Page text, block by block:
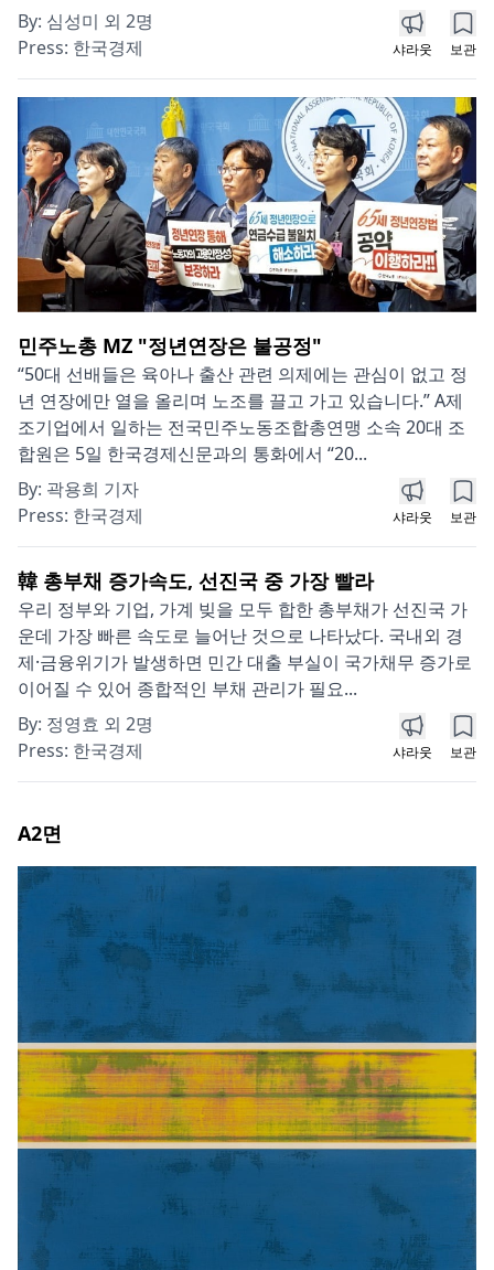
By: 심성미 외 2명
Press: 한국경제 샤라웃 보관
민주노총 MZ "정년연장은 불공정"
“50대 선배들은 육아나 출산 관련 의제에는 관심이 없고 정
년 연장에만 열을 올리며 노조를 끌고 가고 있습니다.” A제
조기업에서 일하는 전국민주노동조합총연맹 소속 20대 조
합원은 5일 한국경제신문과의 통화에서 “20...
By: 곽용희 기자
Press: 한국경제 샤라웃 보관
韓 총부채 증가속도, 선진국 중 가장 빨라
우리 정부와 기업, 가계 빚을 모두 합한 총부채가 선진국 가
운데 가장 빠른 속도로 늘어난 것으로 나타났다. 국내외 경
제·금융위기가 발생하면 민간 대출 부실이 국가채무 증가로
이어질 수 있어 종합적인 부채 관리가 필요...
By: 정영효 외 2명
Press: 한국경제 샤라웃 보관
A2면